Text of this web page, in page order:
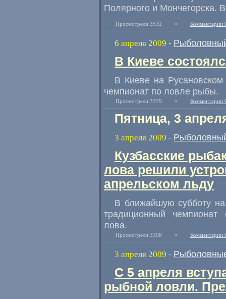
Полярного и Мончегорска.
Просмотрели 3532 • Комментарии
6 апреля 2009 -
В Киеве
В Киеве на
чемпионат по ловле рыбы.
Просмотрели 3379 • Комментарии
Пятница, 3
3 апреля 2009 -
Кузбасские
лова решили
апрельском льду
В ближайшую субботу
традиционный
лова.
Просмотрели 3308 • Комментарии
3 апреля 2009 -
С 5 апреля
рыбной ловли.